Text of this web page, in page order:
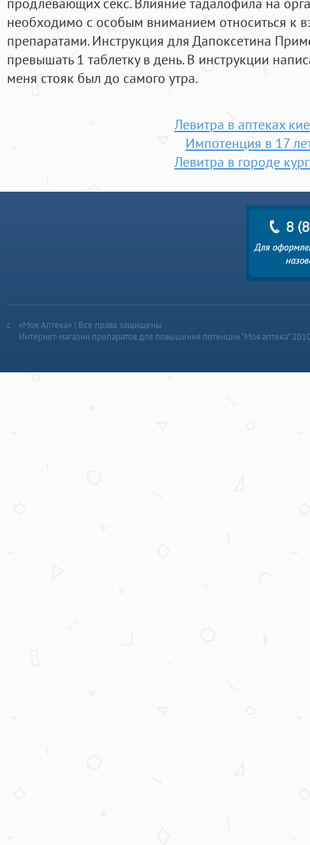
необходимо с особым вниманием относиться к
препаратами. Инструкция для Дапоксетина
превышать 1 таблетку в день. В инструкции
меня стояк был до самого утра.
Левитра в аптеках
Импотенция в 17
Левитра в городе
«Моя Аптека» | Все права защищены
Интернет-магазин препаратов для повышения потенции “Моя аптека”